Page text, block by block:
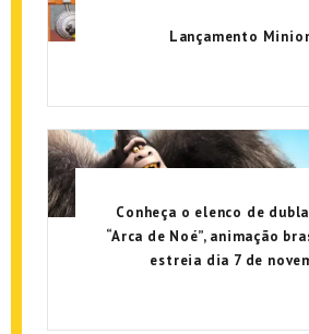
Lançamento
Conheça o elenco de
“Arca de Noé”, animação
estreia dia 7 de